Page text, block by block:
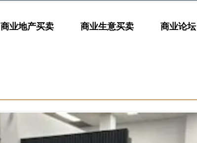
商业地产买卖 商业生意买卖 商业论坛